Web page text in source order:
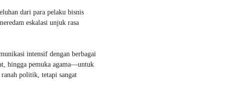
dari para pelaku bisnis
eskalasi unjuk rasa
intensif dengan berbagai
hingga pemuka agama—untuk
politik, tetapi sangat